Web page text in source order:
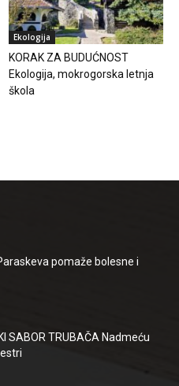
Ekologija
KORAK ZA BUDUĆNOST
Ekologija, mokrogorska letnja
škola
pomaže bolesne i
SABOR TRUBAČA Nadmeću